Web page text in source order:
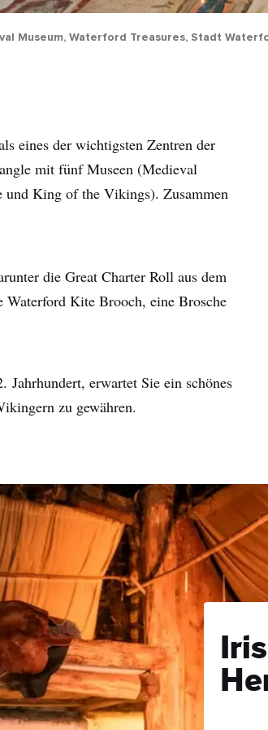
Museum, Waterford Treasures, Stadt
eines der wichtigsten Zentren der
mit fünf Museen (Medieval
King of the Vikings). Zusammen
die Great Charter Roll aus dem
Waterford Kite Brooch, eine Brosche
Jahrhundert, erwartet Sie ein schönes
zu gewähren.